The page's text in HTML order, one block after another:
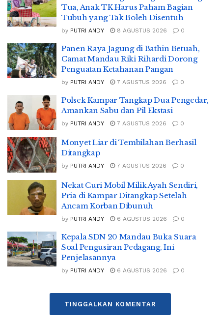
Tua, Anak TK Harus Paham Bagian
Tubuh yang Tak Boleh Disentuh
by PUTRI ANDY 8 AGUSTUS 2026 0
Panen Raya Jagung di Bathin Betuah,
Camat Mandau Riki Rihardi Dorong
Penguatan Ketahanan Pangan
by PUTRI ANDY 7 AGUSTUS 2026 0
Polsek Kampar Tangkap Dua Pengedar,
Amankan Sabu dan Pil Ekstasi
by PUTRI ANDY 7 AGUSTUS 2026 0
Monyet Liar di Tembilahan Berhasil
Ditangkap
by PUTRI ANDY 7 AGUSTUS 2026 0
Nekat Curi Mobil Milik Ayah Sendiri,
Pria di Kampar Ditangkap Setelah
Ancam Korban Dibunuh
by PUTRI ANDY 6 AGUSTUS 2026 0
Kepala SDN 20 Mandau Buka Suara
Soal Pengusiran Pedagang, Ini
Penjelasannya
by PUTRI ANDY 6 AGUSTUS 2026 0
TINGGALKAN KOMENTAR